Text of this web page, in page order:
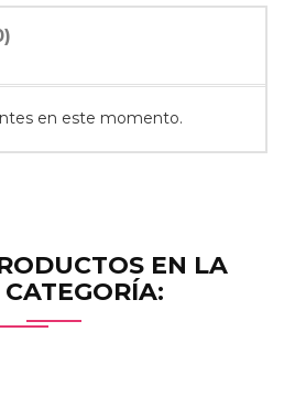
en este momento.
EN LA